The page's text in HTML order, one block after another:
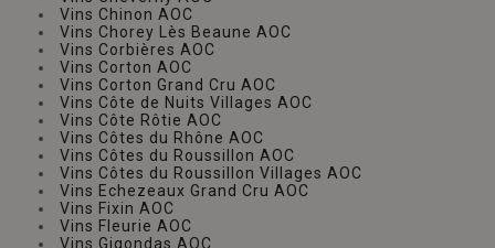
Vins Chinon AOC
Vins Chorey Lès Beaune AOC
Vins Corbières AOC
Vins Corton AOC
Vins Corton Grand Cru AOC
Vins Côte de Nuits Villages AOC
Vins Côte Rôtie AOC
Vins Côtes du Rhône AOC
Vins Côtes du Roussillon AOC
Vins Côtes du Roussillon Villages AOC
Vins Echezeaux Grand Cru AOC
Vins Fixin AOC
Vins Fleurie AOC
Vins Gigondas AOC